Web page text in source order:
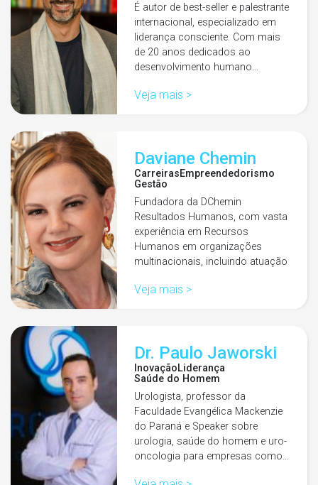
É autor de best-seller e palestrante
internacional, especializado em
liderança consciente. Com mais
de 20 anos dedicados ao
desenvolvimento humano…
Veja mais >
Daviane Chemin
CarreirasEmpreendedorismo
Gestão
Fundadora da DChemin
Resultados Humanos, com vasta
experiência em Recursos
Humanos em organizações
multinacionais, incluindo atuação
Veja mais >
Dr. Paulo Jaworski
InovaçãoLiderança
Saúde do Homem
Urologista, professor da
Faculdade Evangélica Mackenzie
do Paraná e Speaker sobre
urologia, saúde do homem e uro-
oncologia para empresas como…